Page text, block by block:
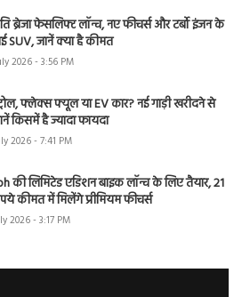
ब्रेजा फेसलिफ्ट लॉन्च, नए फीचर्स और टर्बो इंजन के
SUV, जानें क्या है कीमत
2026 - 3:56 PM
फ्लेक्स फ्यूल या EV कार? नई गाड़ी खरीदने से
किसमें है ज्यादा फायदा
2026 - 7:41 PM
की लिमिटेड एडिशन बाइक लॉन्च के लिए तैयार, 21
कीमत में मिलेंगे प्रीमियम फीचर्स
2026 - 3:17 PM